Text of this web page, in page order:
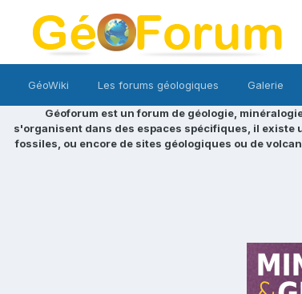
GéoWiki Les forums géologiques Galerie
Géoforum est un forum de géologie,
s'organisent dans des espaces spécifiques, il existe
fossiles, ou encore de sites géologiques ou de